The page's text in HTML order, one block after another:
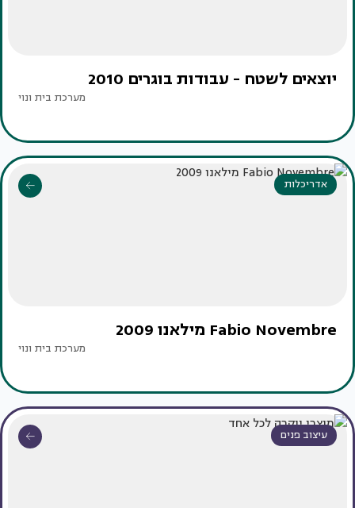
יוצאים לשטח - עבודות בוגרים 2010
מערכת בית ונוי
אדריכלות
Fabio Novembre מילאנו 2009
מערכת בית ונוי
עיצוב פנים